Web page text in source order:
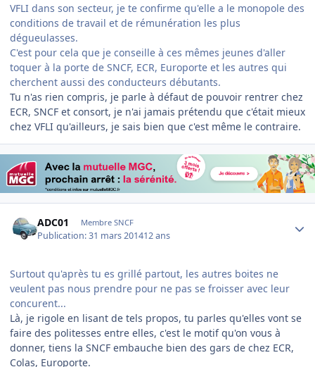
VFLI dans son secteur, je te confirme qu'elle a le monopole des
conditions de travail et de rémunération les plus
dégueulasses.
C'est pour cela que je conseille à ces mêmes jeunes d'aller
toquer à la porte de SNCF, ECR, Europorte et les autres qui
cherchent aussi des conducteurs débutants.
Tu n'as rien compris, je parle à défaut de pouvoir rentrer chez
ECR, SNCF et consort, je n'ai jamais prétendu que c'était mieux
chez VFLI qu'ailleurs, je sais bien que c'est même le contraire.
ADC01 Membre SNCF
Publication:31 mars 201412 ans
Surtout qu'après tu es grillé partout, les autres boites ne
veulent pas nous prendre pour ne pas se froisser avec leur
concurent...
Là, je rigole en lisant de tels propos, tu parles qu'elles vont se
faire des politesses entre elles, c'est le motif qu'on vous à
donner, tiens la SNCF embauche bien des gars de chez ECR,
Colas, Europorte.